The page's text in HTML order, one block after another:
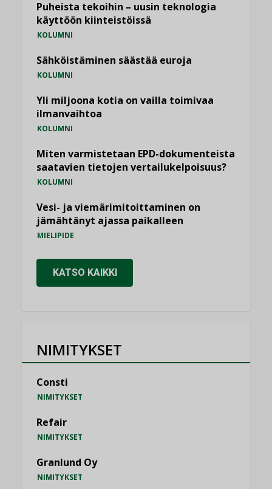
Puheista tekoihin – uusin teknologia
käyttöön kiinteistöissä
KOLUMNI
Sähköistäminen säästää euroja
KOLUMNI
Yli miljoona kotia on vailla toimivaa
ilmanvaihtoa
KOLUMNI
Miten varmistetaan EPD-dokumenteista
saatavien tietojen vertailukelpoisuus?
KOLUMNI
Vesi- ja viemärimitoittaminen on
jämähtänyt ajassa paikalleen
MIELIPIDE
KATSO KAIKKI
NIMITYKSET
Consti
NIMITYKSET
Refair
NIMITYKSET
Granlund Oy
NIMITYKSET